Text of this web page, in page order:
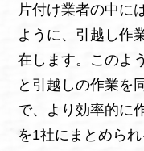
片付け業者の中に
ように、引越し作
在します。このよ
と引越しの作業を
で、より効率的に
を1社にまとめら